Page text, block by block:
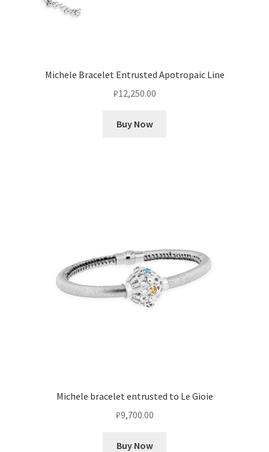
Michele Bracelet Entrusted Apotropaic Line
₽12,250.00
Buy Now
Michele bracelet entrusted to Le Gioie
₽9,700.00
Buy Now